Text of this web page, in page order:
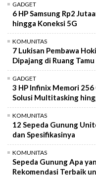
GADGET
6 HP Samsung Rp2
hingga Koneksi 5G
KOMUNITAS
7 Lukisan Pembawa
Dipajang di Ruang Tamu
GADGET
3 HP Infinix Memori 256
Solusi Multitasking
KOMUNITAS
12 Sepeda Gunung
dan Spesifikasinya
KOMUNITAS
Sepeda Gunung Apa
Rekomendasi Terbaik